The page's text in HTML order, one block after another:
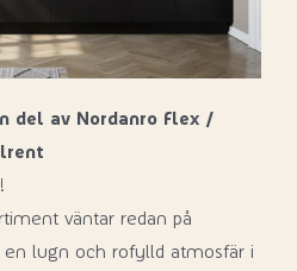
del av Nordanro Flex /
väntar redan på
lugn och rofylld atmosfär i